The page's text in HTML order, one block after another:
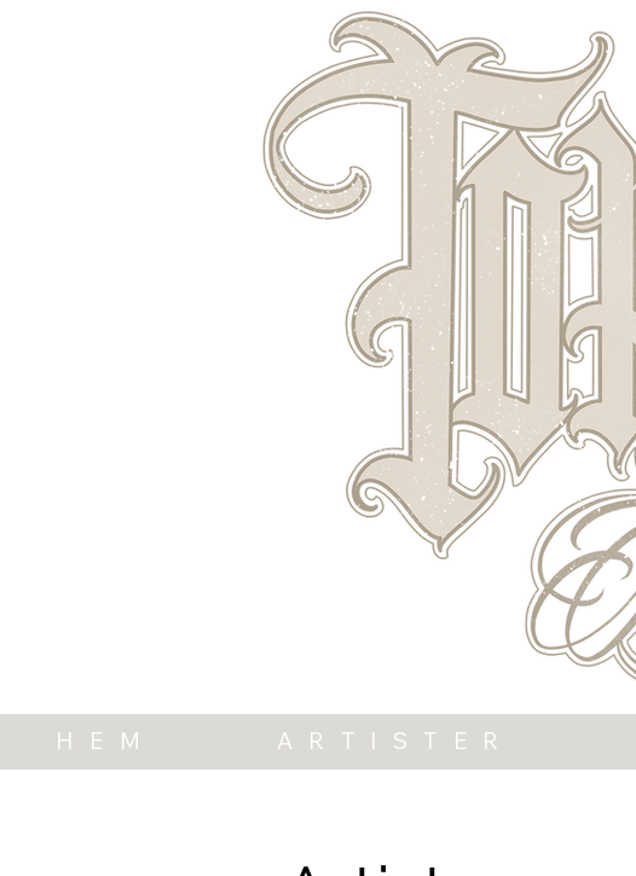
HEM ARTISTER